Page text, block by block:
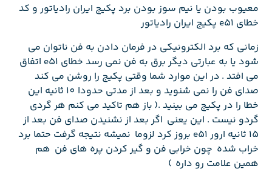
معیوب بودن یا نیم سوز بودن برد پکیج ایران رادیاتور و کد
خطای e51 پکیج ایران رادیاتور
زمانی که برد الکترونیکی در فرمان دادن به فن ناتوان می
شود یا به عبارتی دیگر برق به فن نمی رسد خطای e51 اتفاق
می افتد . در این موارد شما وقتی پکیج را روشن می کند
صدای فن را نمی شنوید و بعد از مدتی حدودا 10 ثانیه این
خطا را در پکیج می بینید .( باز هم تاکید می کنم هر گردی
گردو نیست . این یعنی اگر بعد از نشنیدن صدای فن بعد از
15 ثانیه ارور e51 بروز کرد لزوما نمیشه نتیجه گرفت حتما برد
خراب شده چون خرابی فن و گیر کردن پره های فن هم
همین علامت رو داره )